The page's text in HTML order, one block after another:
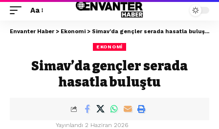
Aa
Envanter Haber > Ekonomi > Simav’da gençler serada hasatla buluştu
EKONOMI
Simav’da gençler serada
hasatla buluştu
Yayınlandı 2 Haziran 2026